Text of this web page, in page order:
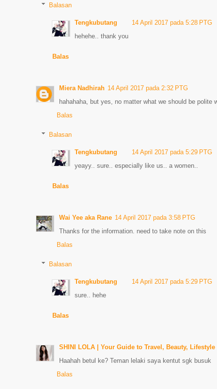
Balasan
Tengkubutang
14 April 2017 pada 5:28 PTG
hehehe.. thank you
Balas
Miera Nadhirah 14 April 2017 pada 2:32 PTG
hahahaha, but yes, no matter what we should be polite
Balas
Balasan
Tengkubutang
14 April 2017 pada 5:29 PTG
yeayy.. sure.. especially like us.. a women..
Balas
Wai Yee aka Rane 14 April 2017 pada 3:58 PTG
Thanks for the information. need to take note on this
Balas
Balasan
Tengkubutang
14 April 2017 pada 5:29 PTG
sure.. hehe
Balas
SHINI LOLA | Your Guide to Travel, Beauty, Lifestyle
Haahah betul ke? Teman lelaki saya kentut sgk busuk
Balas